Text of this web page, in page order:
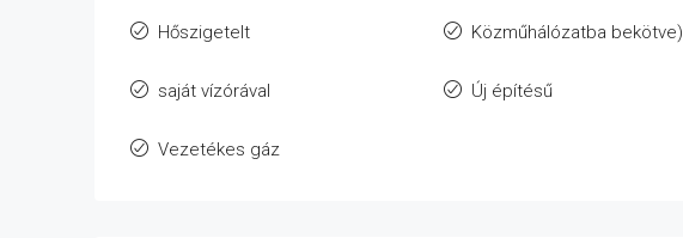
Hőszigetelt Közműhálózatba bekötve)
saját vízórával Új építésű
Vezetékes gáz